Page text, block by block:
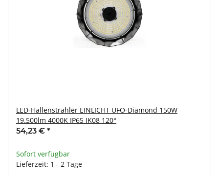
LED-Hallenstrahler EINLICHT UFO-Diamond 150W
19.500lm 4000K IP65 IK08 120°
54,23 € *
Sofort verfügbar
Lieferzeit: 1 - 2 Tage